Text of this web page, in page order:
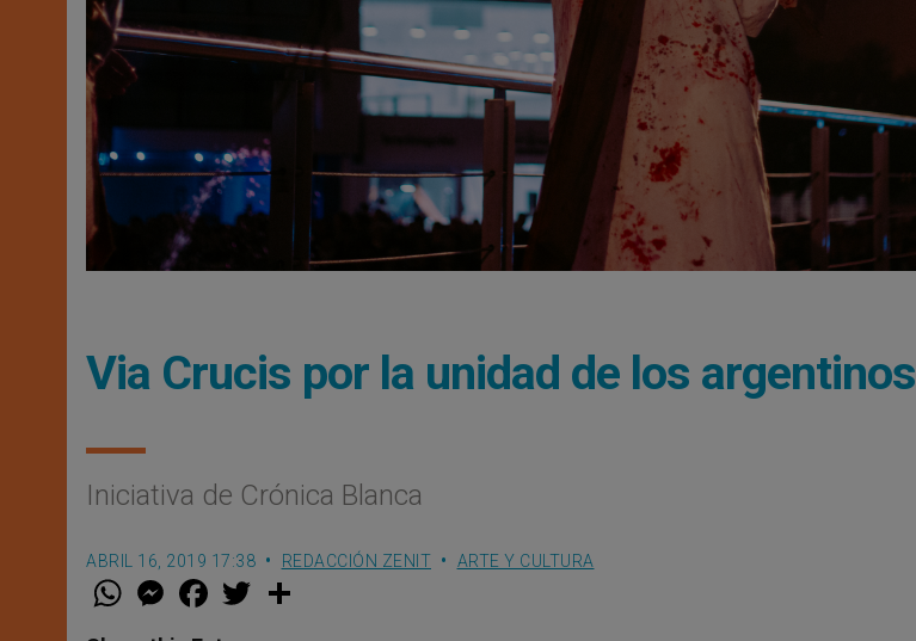
Via Crucis por la unidad de los argentinos
Iniciativa de Crónica Blanca
ABRIL 16, 2019 17:38 REDACCIÓN ZENIT ARTE Y CULTURA
W M
e
F
a w